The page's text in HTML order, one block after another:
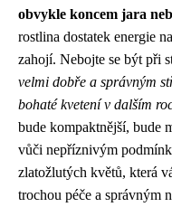
obvykle koncem jara
rostlina dostatek energie
zahojí. Nebojte se být při
velmi dobře a správným
bohaté kvetení v dalším
bude kompaktnější, bude
vůči nepříznivým
zlatožlutých květů, která
trochou péče a správným